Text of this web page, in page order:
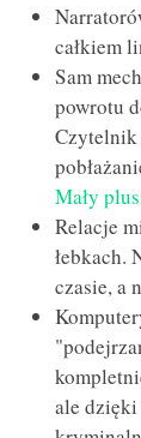
całkiem
Sam
powrotu
Czytelnik
Mały
Relacje
łebkach.
czasie, a
ale